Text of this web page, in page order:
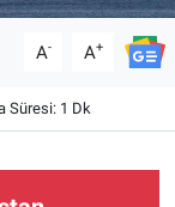
A- A+
Süresi: 1 Dk